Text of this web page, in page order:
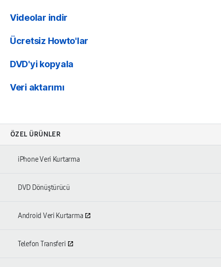
Videolar indir
Ücretsiz Howto'lar
DVD'yi kopyala
Veri aktarımı
ÖZEL ÜRÜNLER
iPhone Veri Kurtarma
DVD Dönüştürücü
Android Veri Kurtarma
Telefon Transferi